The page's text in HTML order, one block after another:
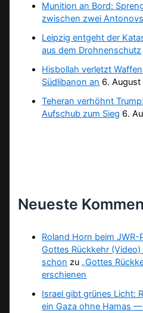
Munition an Bord:
zwischen zwei Antonovs
Leipzig entgeht der
aus dem Drohnenschutz
Hisbollah verletzt
Südlibanon an 6.
Teheran verhöhnt
Aufschub zum Sieg 6.
Neueste
Roland Horn beim
Gottes Rückkehr
schon zu „Gottes
erschienen
Israel gibt grünes Licht:
ein Gaza ohne Hamas